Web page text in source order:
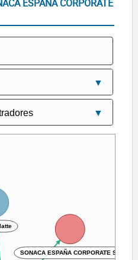
ESPAÑA CORPORATE
SONACA ESPAÑA CORPORATE SL